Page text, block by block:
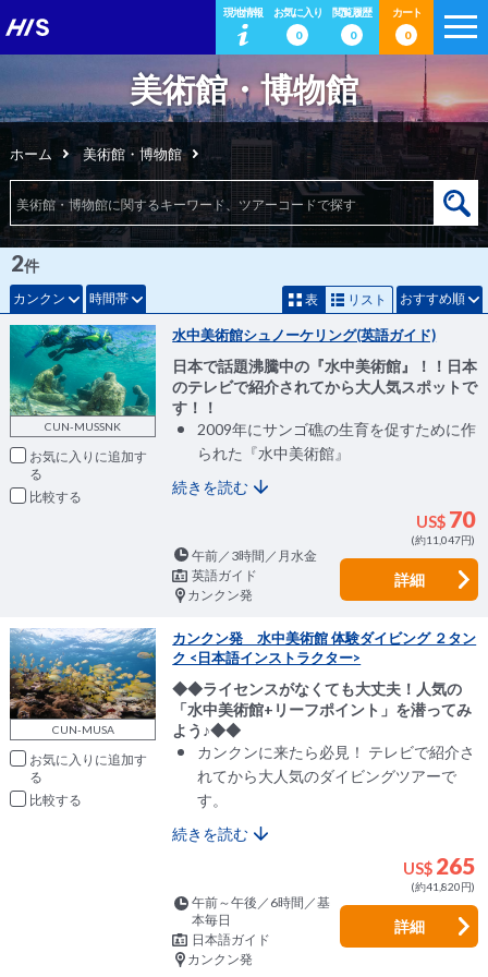
現地情報
お気に入り
0
閲覧履歴
0
カート
0
美術館・博物館
ホーム 美術館・博物館
カンクン 時間帯
2件
表 リスト おすすめ順
CUN-MUSSNK
お気に入りに追加
比較
水中美術館シュノーケリング(英語ガイド)
日本で話題沸騰中の『水中美術館』！！日本
のテレビで紹介されてから大人気スポットで
す！！
2009年にサンゴ礁の生育を促すために作
られた『水中美術館』
続きを読む
US$ 70
(約11,047円)
午前／3時間／月水金
英語ガイド
カンクン発
詳細
CUN-MUSA
お気に入りに追加
比較
カンクン発 水中美術館 体験ダイビング ２タン
ク <日本語インストラクター>
◆◆ライセンスがなくても大丈夫！人気の
「水中美術館+リーフポイント」を潜ってみ
よう♪◆◆
カンクンに来たら必見！ テレビで紹介さ
れてから大人気のダイビングツアーで
す。
続きを読む
US$ 265
(約41,820円)
午前～午後／6時間／基
本毎日
日本語ガイド
カンクン発
詳細